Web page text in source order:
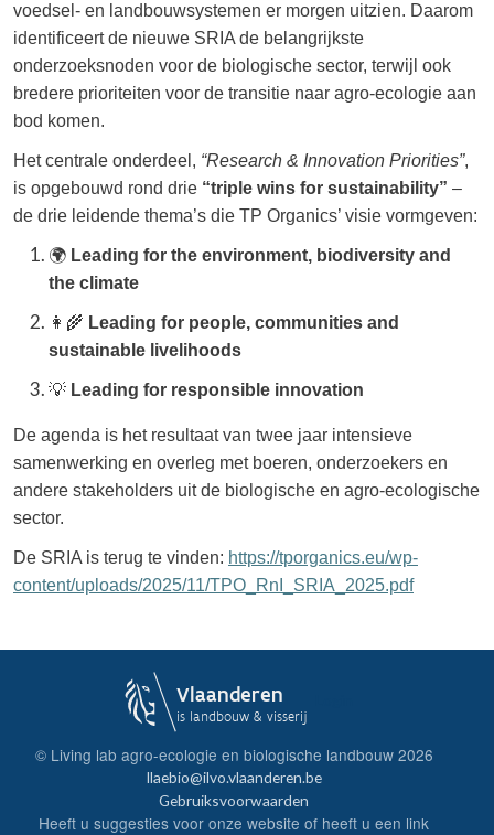
voedsel- en landbouwsystemen er morgen uitzien. Daarom
identificeert de nieuwe SRIA de belangrijkste
onderzoeksnoden voor de biologische sector, terwijl ook
bredere prioriteiten voor de transitie naar agro-ecologie aan
bod komen.
Het centrale onderdeel, “Research & Innovation Priorities”,
is opgebouwd rond drie “triple wins for sustainability” –
de drie leidende thema’s die TP Organics’ visie vormgeven:
🌍 Leading for the environment, biodiversity and
the climate
👩‍🌾 Leading for people, communities and
sustainable livelihoods
💡 Leading for responsible innovation
De agenda is het resultaat van twee jaar intensieve
samenwerking en overleg met boeren, onderzoekers en
andere stakeholders uit de biologische en agro-ecologische
sector.
De SRIA is terug te vinden: https://tporganics.eu/wp-
content/uploads/2025/11/TPO_RnI_SRIA_2025.pdf
© Living lab agro-ecologie en biologische landbouw 2026
llaebio@ilvo.vlaanderen.be
Gebruiksvoorwaarden
Heeft u suggesties voor onze website of heeft u een link